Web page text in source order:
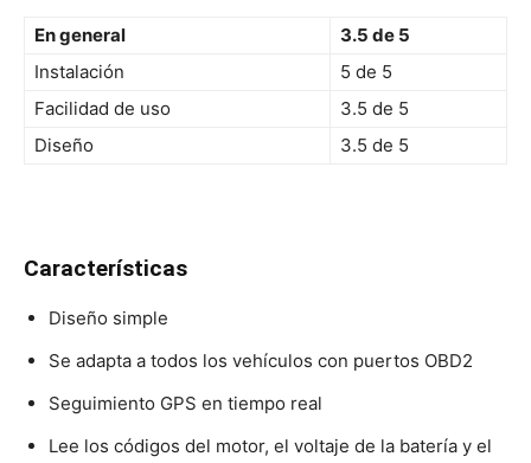
En general
3.5 de 5
Instalación
5 de 5
Facilidad de uso
3.5 de 5
Diseño
3.5 de 5
Características
Diseño simple
Se adapta a todos los vehículos con puertos OBD2
Seguimiento GPS en tiempo real
Lee los códigos del motor, el voltaje de la batería y el